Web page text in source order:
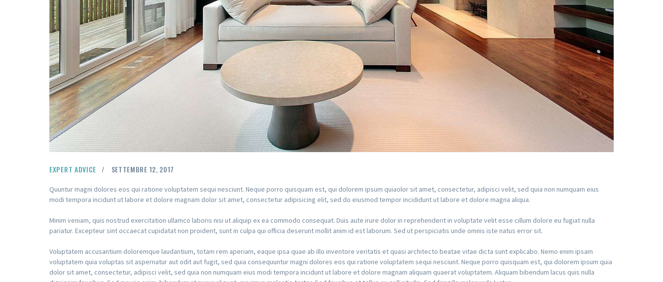
EXPERT ADVICE SETTEMBRE 12, 2017
Quuntur magni dolores eos qui ratione voluptatem sequi nesciunt. Neque porro quisquam est, qui dolorem ipsum quiaolor sit amet, consectetur, adipisci velit, sed quia non numquam eius
modi tempora incidunt ut labore et dolore magnam dolor sit amet, consectetur adipisicing elit, sed do eiusmod tempor incididunt ut labore et dolore magna aliqua.
Minim veniam, quis nostrud exercitation ullamco laboris nisi ut aliquip ex ea commodo consequat. Duis aute irure dolor in reprehenderit in voluptate velit esse cillum dolore eu fugiat nulla
pariatur. Excepteur sint occaecat cupidatat non proident, sunt in culpa qui officia deserunt mollit anim id est laborum. Sed ut perspiciatis unde omnis iste natus error sit.
Voluptatem accusantium doloremque laudantium, totam rem aperiam, eaque ipsa quae ab illo inventore veritatis et quasi architecto beatae vitae dicta sunt explicabo. Nemo enim ipsam
voluptatem quia voluptas sit aspernatur aut odit aut fugit, sed quia consequuntur magni dolores eos qui ratione voluptatem sequi nesciunt. Neque porro quisquam est, qui dolorem ipsum quia
dolor sit amet, consectetur, adipisci velit, sed quia non numquam eius modi tempora incidunt ut labore et dolore magnam aliquam quaerat voluptatem. Aliquam bibendum lacus quis nulla